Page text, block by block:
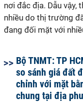
nơi đắc địa. Dẫu vậy,
nhiều do thị trường
đang đối mặt với
Bộ TNMT: TP
so sánh giá đất
chỉnh với mặt
chung tại địa